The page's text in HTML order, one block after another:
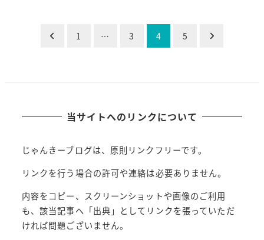
ー
シ
ョ
ン
1 … 3 4 5
当サイトへのリンクについて
じゃんきーブログは、原則リンクフリーです。
リンクを行う場合の許可や連絡は必要ありません。
内容をコピー、スクリーンショットや画像のご利用
も、該当記事へ「出典」としてリンクを張っていただ
ければ問題ございません。